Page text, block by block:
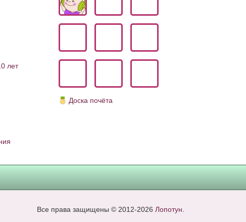
лет
Доска почёта
Все права защищены © 2012-2026 Лопотун